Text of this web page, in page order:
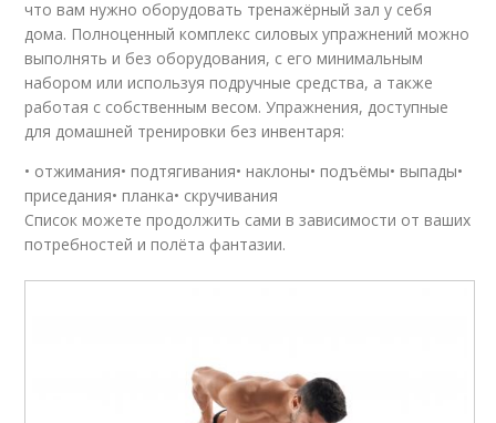
что вам нужно оборудовать тренажёрный зал у себя
дома. Полноценный комплекс силовых упражнений можно
выполнять и без оборудования, с его минимальным
набором или используя подручные средства, а также
работая с собственным весом. Упражнения, доступные
для домашней тренировки без инвентаря:
• отжимания• подтягивания• наклоны• подъёмы• выпады•
приседания• планка• скручивания
Список можете продолжить сами в зависимости от ваших
потребностей и полёта фантазии.